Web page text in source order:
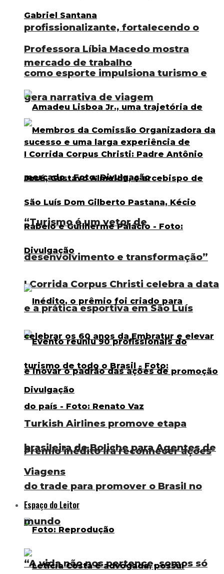
Professora Líbia Macedo mostra
como esporte impulsiona turismo e
gera narrativa de viagem
I Corrida Corpus Christi celebra a data
e a prática esportiva em São Luís
Turkish Airlines promove etapa
brasileira de Boliche para Agentes de
Viagens
Espaço do Leitor
“A vida não nos pertence, somos só
profissionalizante, fortalecendo o
mercado de trabalho
“Turismo é um vetor de
desenvolvimento e transformação”
Prêmio inédito irá reconhecer ações
do trade para promover o Brasil no
mundo